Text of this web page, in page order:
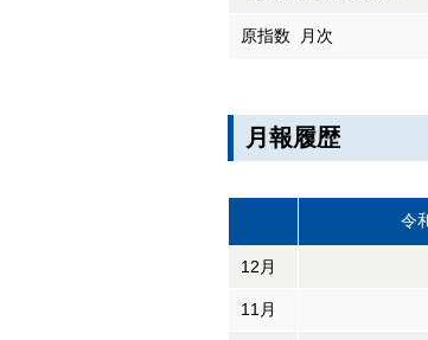
原指数 月次
月報履歴
令
12月
11月